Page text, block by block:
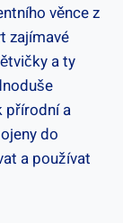
věnce z
zajímavé
a ty
přírodní a
do
a používat